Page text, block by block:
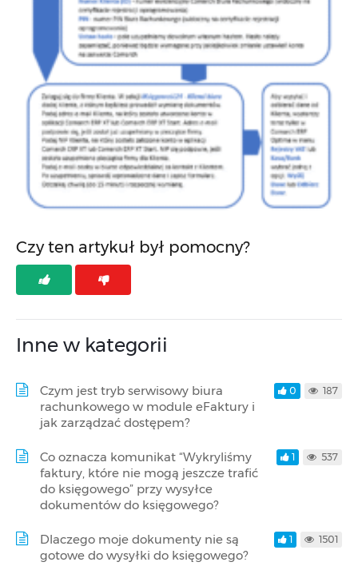
Czy ten artykuł był pomocny?
Inne w kategorii
Czym jest tryb serwisowy biura
rachunkowego w module eFaktury i
jak zarządzać dostępem?
0 187
Co oznacza komunikat “Wykryliśmy
faktury, które nie mogą jeszcze trafić
do księgowego” przy wysyłce
dokumentów do księgowego?
1 537
Dlaczego moje dokumenty nie są
gotowe do wysyłki do księgowego?
1 1501